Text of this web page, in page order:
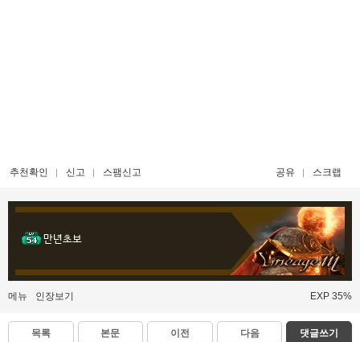
추천확인 신고 스팸신고 공유 스크랩
만년초보
메뉴 인장보기 EXP 35%
목록 본문 이전 다음 댓글쓰기